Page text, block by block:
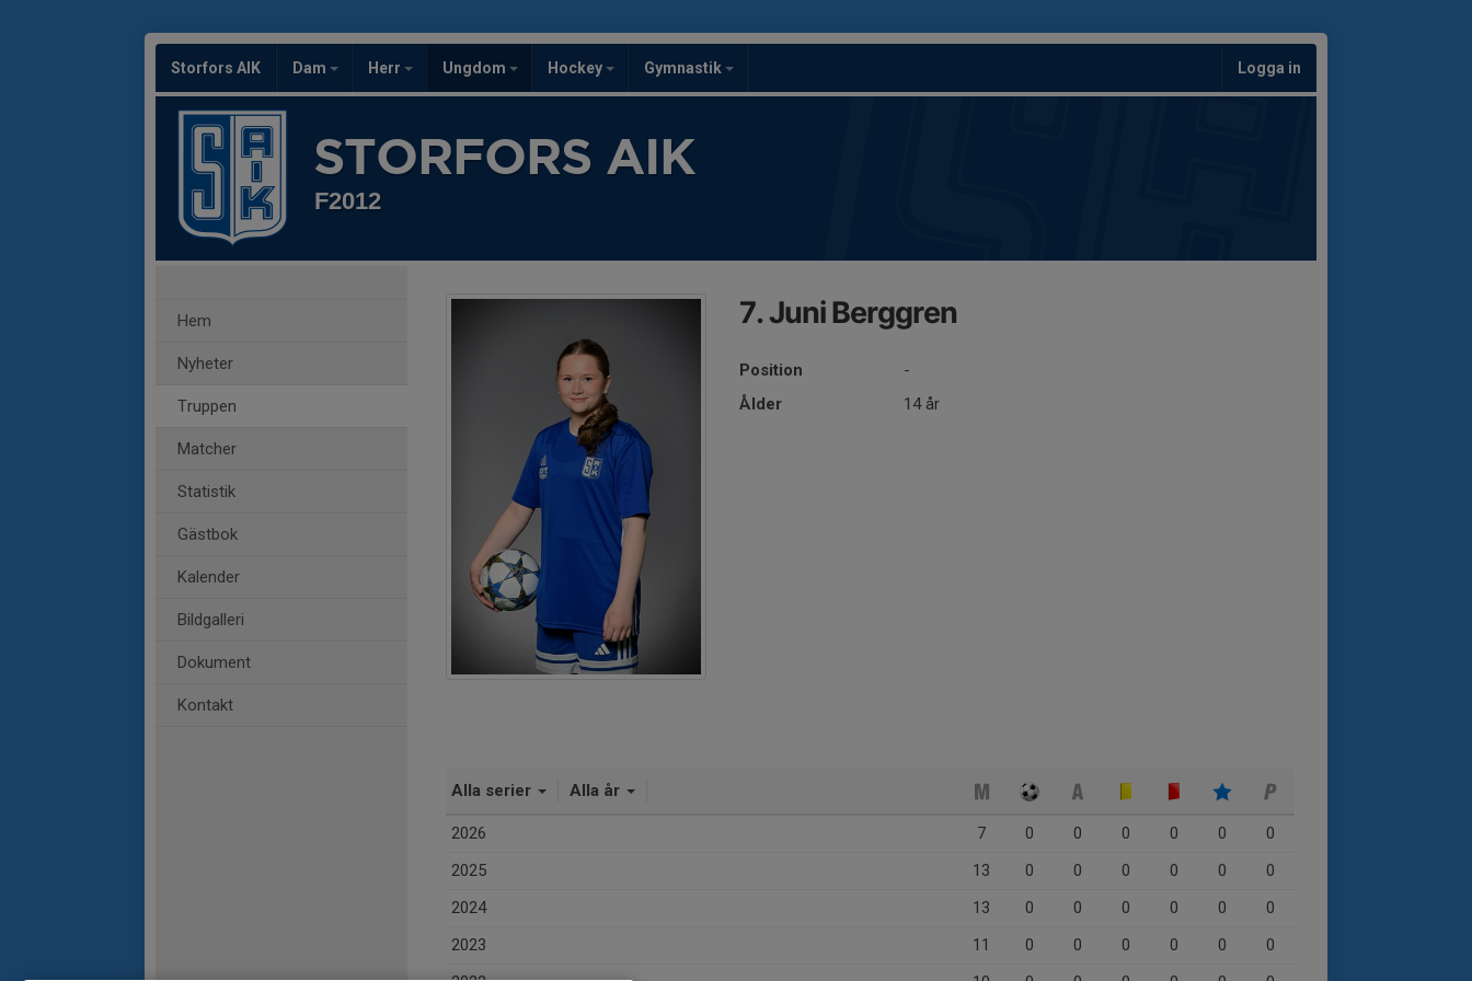
Storfors AIK Dam Herr Ungdom Hockey Gymnastik Logga in
STORFORS AIK
F2012
Hem
Nyheter
Truppen
Matcher
Statistik
Gästbok
Kalender
Bildgalleri
Dokument
Kontakt
7. Juni Berggren
Position
-
Ålder
14 år
Alla serier Alla år
2026 7 0 0 0 0 0
0
2025
13 0 0 0 0 0
0
2024
13 0 0 0 0 0
0
2023
11 0 0 0 0 0
0